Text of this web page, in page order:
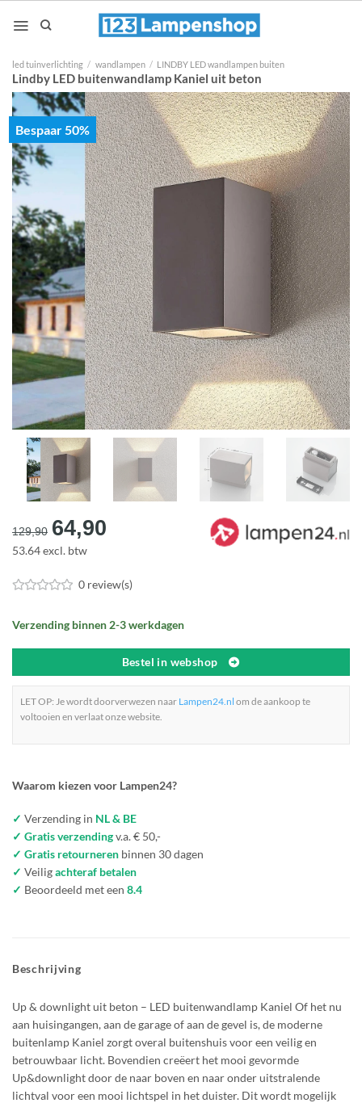
naar
led tuinverlichting / wandlampen / LINDBY LED wandlampen buiten
Lindby LED buitenwandlamp Kaniel uit beton
Bespaar 50%
129,90 Oorspronkelijke
prijs
€129,90.
64,90
€64,90.
53.64 excl. btw
0 review(s)
Verzending binnen 2-3 werkdagen
Bestel in webshop
LET OP: Je wordt doorverwezen naar Lampen24.nl om de aankoop te
voltooien en verlaat onze website.
Waarom kiezen voor Lampen24?
✓ Verzending in NL & BE
✓ Gratis verzendingv.a. € 50,-
✓ Gratis retourneren binnen 30 dagen
✓ Veiligachteraf betalen
✓ Beoordeeld met een 8.4
Beschrijving
Up & downlight uit beton – LED buitenwandlamp Kaniel Of het nu
aan huisingangen, aan de garage of aan de gevel is, de moderne
buitenlamp Kaniel zorgt overal buitenshuis voor een veilig en
betrouwbaar licht. Bovendien creëert het mooi gevormde
Up&downlight door de naar boven en naar onder uitstralende
lichtval voor een mooi lichtspel in het duister. Dit wordt mogelijk